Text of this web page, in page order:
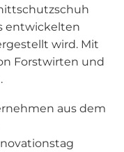
entwickelten
wird. Mit
Forstwirten und
aus dem